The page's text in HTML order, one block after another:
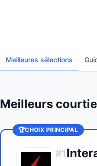
Meilleures sélections
Meilleurs
🏆CHOIX PRINCIPAL
#1